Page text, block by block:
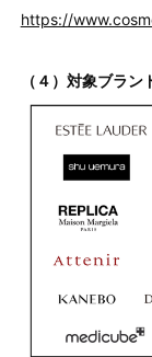
https://
（４）対象ブラン